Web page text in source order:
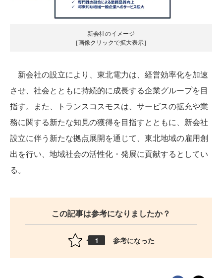
新会社のイメージ
［画像クリックで拡大表示］
新会社の設立により、東北電力は、経営効率化を加速
させ、社会とともに持続的に成長する企業グループを目
指す。また、トランスコスモスは、サービスの拡充や業
務に関する新たな知見の獲得を目指すとともに、新会社
設立に伴う新たな拠点展開を通じて、東北地域の雇用創
出を行い、地域社会の活性化・発展に貢献するとしてい
る。
この記事は参考になりましたか？
1 参考になった